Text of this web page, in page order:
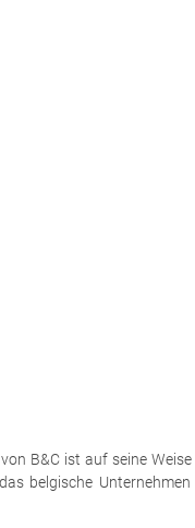
B&C ist auf seine
belgische